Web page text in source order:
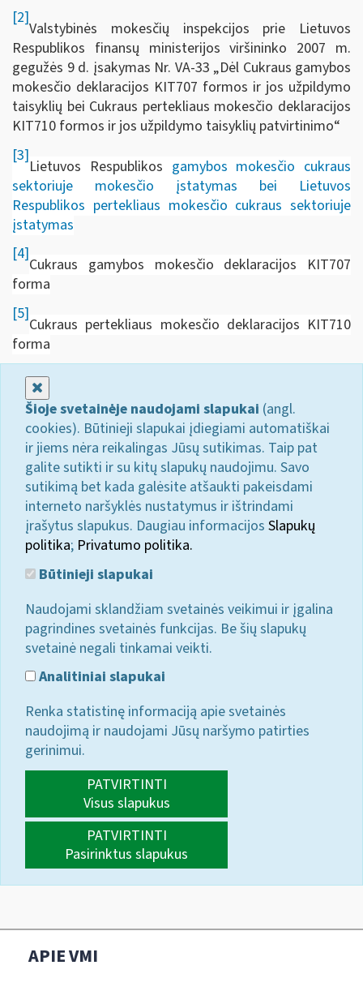
[2]
Valstybinės mokesčių inspekcijos prie Lietuvos
Respublikos finansų ministerijos viršininko 2007 m.
gegužės 9 d. įsakymas Nr. VA-33 „Dėl Cukraus gamybos
mokesčio deklaracijos KIT707 formos ir jos užpildymo
taisyklių bei Cukraus pertekliaus mokesčio deklaracijos
KIT710 formos ir jos užpildymo taisyklių patvirtinimo“
[3]
Lietuvos Respublikos gamybos mokesčio cukraus
sektoriuje mokesčio įstatymas bei Lietuvos
Respublikоs pertekliaus mokesčio cukraus sektoriuje
įstatymas
[4]
Cukraus gamybos mokesčio deklaracijos KIT707
forma
[5]
Cukraus pertekliaus mokesčio deklaracijos KIT710
forma
Šioje svetainėje naudojami slapukai (angl.
cookies). Būtinieji slapukai įdiegiami automatiškai
ir jiems nėra reikalingas Jūsų sutikimas. Taip pat
galite sutikti ir su kitų slapukų naudojimu. Savo
sutikimą bet kada galėsite atšaukti pakeisdami
interneto naršyklės nustatymus ir ištrindami
įrašytus slapukus. Daugiau informacijos Slapukų
politika; Privatumo politika.
Būtinieji slapukai
Naudojami sklandžiam svetainės veikimui ir įgalina
pagrindines svetainės funkcijas. Be šių slapukų
svetainė negali tinkamai veikti.
Analitiniai slapukai
Renka statistinę informaciją apie svetainės
naudojimą ir naudojami Jūsų naršymo patirties
gerinimui.
PATVIRTINTI
Visus slapukus
PATVIRTINTI
Pasirinktus slapukus
APIE VMI